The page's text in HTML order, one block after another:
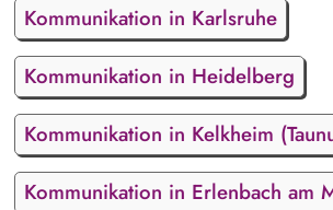
Kommunikation in Karlsruhe
Kommunikation in Heidelberg
Kommunikation in Kelkheim
Kommunikation in Erlenbach am